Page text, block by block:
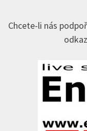
Chcete-li nás